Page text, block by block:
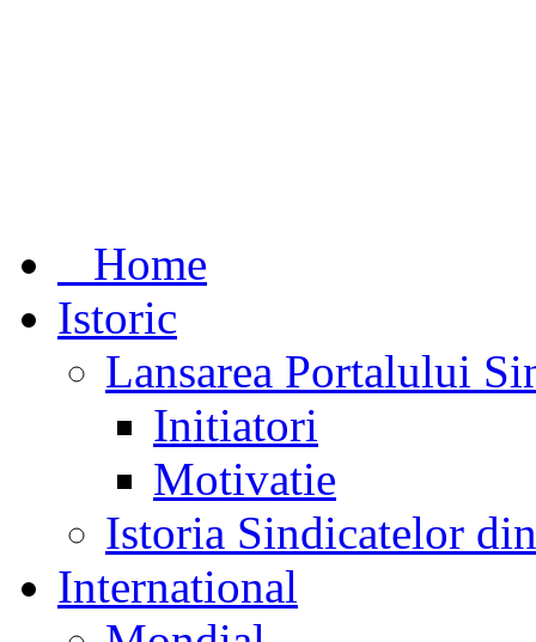
Home
Istoric
Lansarea Portalului
Initiatori
Motivatie
Istoria Sindicatelor
International